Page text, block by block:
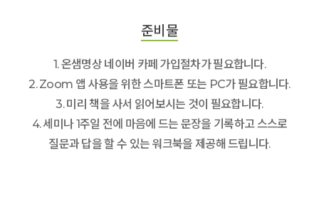
준비물
1. 온샘명상 네이버 카페 가입절차가 필요합니다.
2. Zoom 앱 사용을 위한 스마트폰 또는 PC가 필요합니다.
3. 미리 책을 사서 읽어보시는 것이 필요합니다.
4. 세미나 1주일 전에 마음에 드는 문장을 기록하고 스스로
질문과 답을 할 수 있는 워크북을 제공해 드립니다.